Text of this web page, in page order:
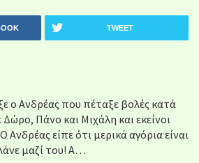
TWEET
ο Ανδρέας που πέταξε βολές κατά
Πάνο και Μιχάλη και εκείνοι
είπε ότι μερικά αγόρια είναι
μαζί του! Α…